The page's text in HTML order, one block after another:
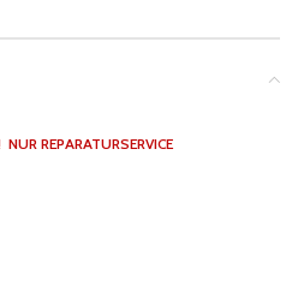
REPARATURSERVICE